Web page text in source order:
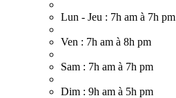
Lun - Jeu : 7h am à 7h pm
Ven : 7h am à 8h pm
Sam : 7h am à 7h pm
Dim : 9h am à 5h pm